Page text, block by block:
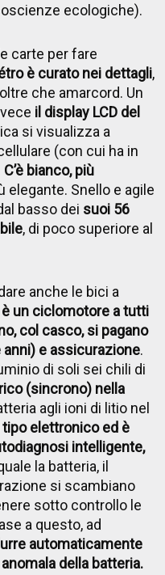
ecologiche).
carte per fare
è curato nei dettagli,
che amarcord. Un
il display LCD del
si visualizza a
(con cui ha in
C’è bianco, più
elegante. Snello e agile
basso dei suoi 56
, di poco superiore al
anche le bici a
è un ciclomotore a tutti
col casco, si pagano
e assicurazione.
di soli sei chili di
(sincrono) nella
agli ioni di litio nel
tipo elettronico ed è
intelligente,
la batteria, il
si scambiano
sotto controllo le
a questo, ad
automaticamente
della batteria.